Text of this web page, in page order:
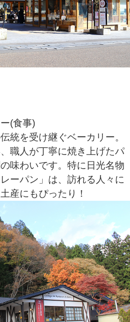
(食事)
統を受け継ぐベーカリー。
職人が丁寧に焼き上げたパ
味わいです。特に日光名物
ーパン」は、訪れる人々に
産にもぴったり！